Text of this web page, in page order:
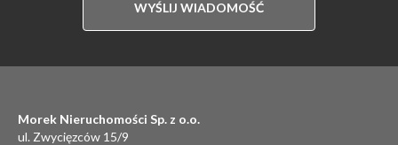
Morek Nieruchomości Sp. z o.o.
ul. Zwycięzców 15/9